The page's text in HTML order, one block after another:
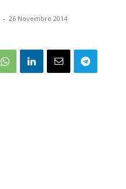
- 26 Novembre 2014